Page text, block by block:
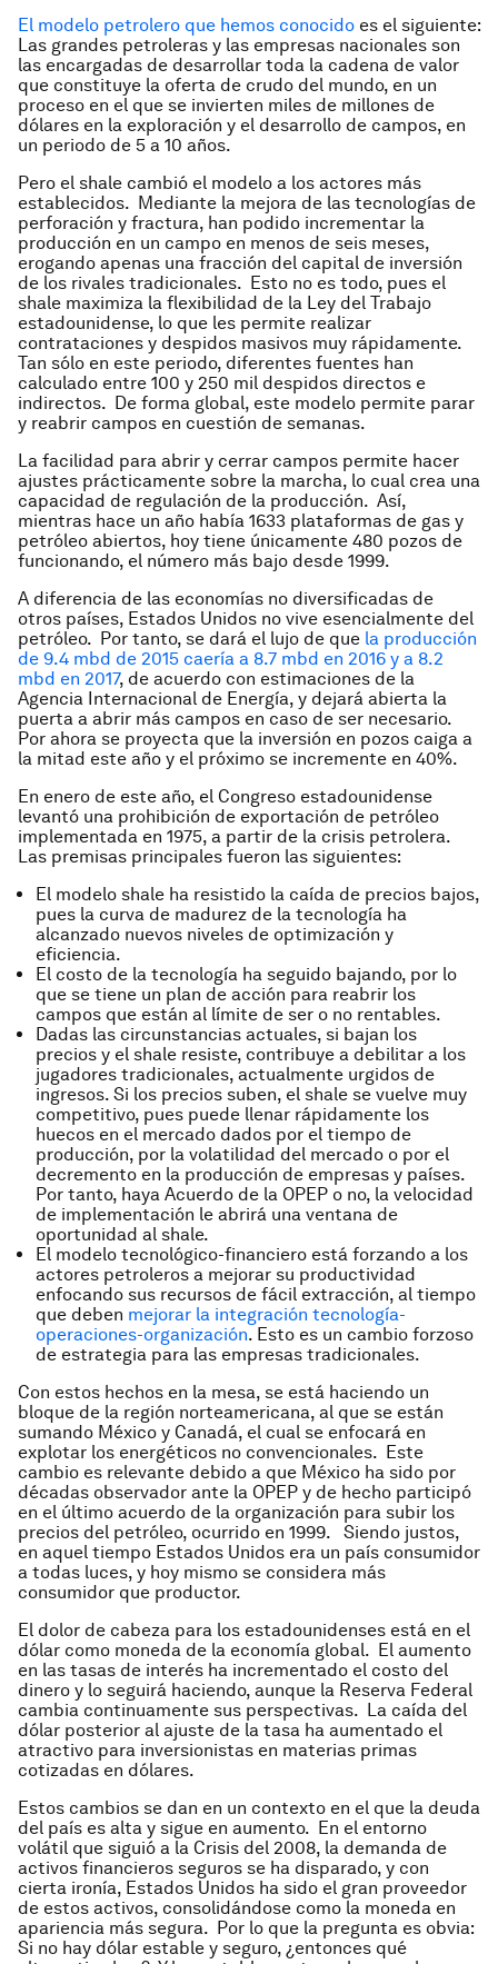
El modelo petrolero que hemos conocido es el siguiente:
Las grandes petroleras y las empresas nacionales son
las encargadas de desarrollar toda la cadena de valor
que constituye la oferta de crudo del mundo, en un
proceso en el que se invierten miles de millones de
dólares en la exploración y el desarrollo de campos, en
un periodo de 5 a 10 años.
Pero el shale cambió el modelo a los actores más
establecidos. Mediante la mejora de las tecnologías de
perforación y fractura, han podido incrementar la
producción en un campo en menos de seis meses,
erogando apenas una fracción del capital de inversión
de los rivales tradicionales. Esto no es todo, pues el
shale maximiza la flexibilidad de la Ley del Trabajo
estadounidense, lo que les permite realizar
contrataciones y despidos masivos muy rápidamente.
Tan sólo en este periodo, diferentes fuentes han
calculado entre 100 y 250 mil despidos directos e
indirectos. De forma global, este modelo permite parar
y reabrir campos en cuestión de semanas.
La facilidad para abrir y cerrar campos permite hacer
ajustes prácticamente sobre la marcha, lo cual crea una
capacidad de regulación de la producción. Así,
mientras hace un año había 1633 plataformas de gas y
petróleo abiertos, hoy tiene únicamente 480 pozos de
funcionando, el número más bajo desde 1999.
A diferencia de las economías no diversificadas de
otros países, Estados Unidos no vive esencialmente del
petróleo. Por tanto, se dará el lujo de que la producción
de 9.4 mbd de 2015 caería a 8.7 mbd en 2016 y a 8.2
mbd en 2017, de acuerdo con estimaciones de la
Agencia Internacional de Energía, y dejará abierta la
puerta a abrir más campos en caso de ser necesario.
Por ahora se proyecta que la inversión en pozos caiga a
la mitad este año y el próximo se incremente en 40%.
En enero de este año, el Congreso estadounidense
levantó una prohibición de exportación de petróleo
implementada en 1975, a partir de la crisis petrolera.
Las premisas principales fueron las siguientes:
El modelo shale ha resistido la caída de precios bajos,
pues la curva de madurez de la tecnología ha
alcanzado nuevos niveles de optimización y
eficiencia.
El costo de la tecnología ha seguido bajando, por lo
que se tiene un plan de acción para reabrir los
campos que están al límite de ser o no rentables.
Dadas las circunstancias actuales, si bajan los
precios y el shale resiste, contribuye a debilitar a los
jugadores tradicionales, actualmente urgidos de
ingresos. Si los precios suben, el shale se vuelve muy
competitivo, pues puede llenar rápidamente los
huecos en el mercado dados por el tiempo de
producción, por la volatilidad del mercado o por el
decremento en la producción de empresas y países.
Por tanto, haya Acuerdo de la OPEP o no, la velocidad
de implementación le abrirá una ventana de
oportunidad al shale.
El modelo tecnológico-financiero está forzando a los
actores petroleros a mejorar su productividad
enfocando sus recursos de fácil extracción, al tiempo
que deben mejorar la integración tecnología-
operaciones-organización. Esto es un cambio forzoso
de estrategia para las empresas tradicionales.
Con estos hechos en la mesa, se está haciendo un
bloque de la región norteamericana, al que se están
sumando México y Canadá, el cual se enfocará en
explotar los energéticos no convencionales. Este
cambio es relevante debido a que México ha sido por
décadas observador ante la OPEP y de hecho participó
en el último acuerdo de la organización para subir los
precios del petróleo, ocurrido en 1999. Siendo justos,
en aquel tiempo Estados Unidos era un país consumidor
a todas luces, y hoy mismo se considera más
consumidor que productor.
El dolor de cabeza para los estadounidenses está en el
dólar como moneda de la economía global. El aumento
en las tasas de interés ha incrementado el costo del
dinero y lo seguirá haciendo, aunque la Reserva Federal
cambia continuamente sus perspectivas. La caída del
dólar posterior al ajuste de la tasa ha aumentado el
atractivo para inversionistas en materias primas
cotizadas en dólares.
Estos cambios se dan en un contexto en el que la deuda
del país es alta y sigue en aumento. En el entorno
volátil que siguió a la Crisis del 2008, la demanda de
activos financieros seguros se ha disparado, y con
cierta ironía, Estados Unidos ha sido el gran proveedor
de estos activos, consolidándose como la moneda en
apariencia más segura. Por lo que la pregunta es obvia:
Si no hay dólar estable y seguro, ¿entonces qué